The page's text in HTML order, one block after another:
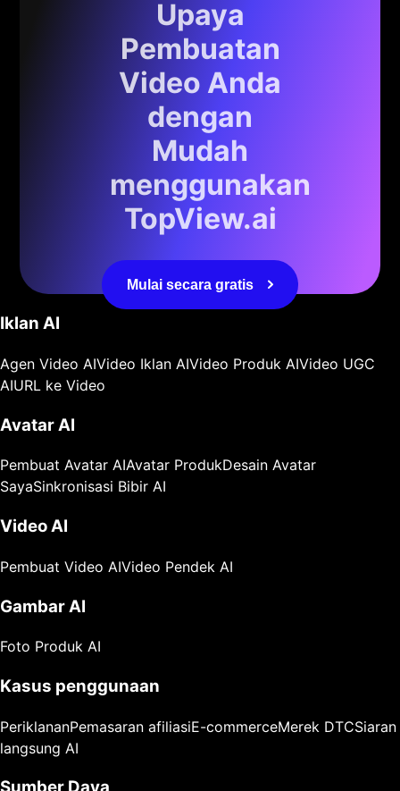
Upaya
Pembuatan
Video Anda
dengan
Mudah
menggunakan
TopView.ai
Mulai secara gratis
Iklan AI
Agen Video AIVideo Iklan AIVideo Produk AIVideo UGC
AIURL ke Video
Avatar AI
Pembuat Avatar AIAvatar ProdukDesain Avatar
SayaSinkronisasi Bibir AI
Video AI
Pembuat Video AIVideo Pendek AI
Gambar AI
Foto Produk AI
Kasus penggunaan
PeriklananPemasaran afiliasiE-commerceMerek DTCSiaran
langsung AI